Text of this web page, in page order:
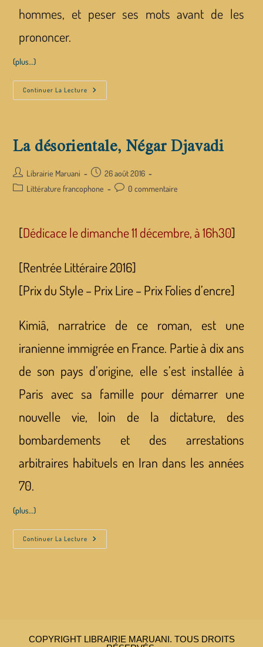
hommes, et peser ses mots avant de les
prononcer.
(plus…)
Continuer La Lecture
La désorientale, Négar Djavadi
Librairie Maruani
26 août 2016
Littérature francophone
0 commentaire
[Dédicace le dimanche 11 décembre, à 16h30]
[Rentrée Littéraire 2016]
[Prix du Style – Prix Lire – Prix Folies d’encre]
Kimiâ, narratrice de ce roman, est une
iranienne immigrée en France. Partie à dix ans
de son pays d’origine, elle s’est installée à
Paris avec sa famille pour démarrer une
nouvelle vie, loin de la dictature, des
bombardements et des arrestations
arbitraires habituels en Iran dans les années
70.
(plus…)
Continuer La Lecture
COPYRIGHT LIBRAIRIE MARUANI. TOUS DROITS